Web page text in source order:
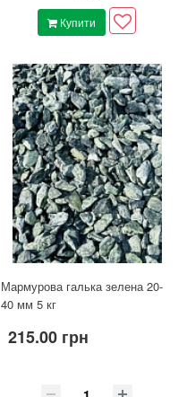
Купити
Мармурова галька зелена 20-
40 мм 5 кг
215.00 грн